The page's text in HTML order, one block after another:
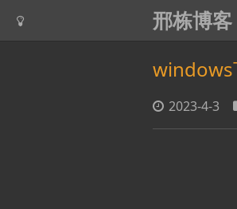
邢栋博客
windows
2023-4-3